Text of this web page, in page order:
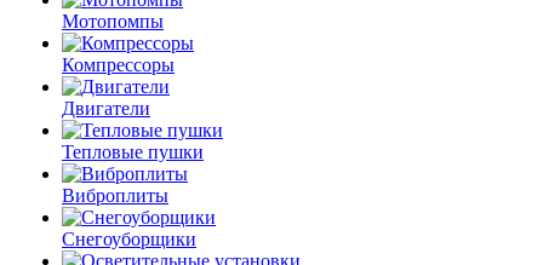
Мотопомпы
Компрессоры
Двигатели
Тепловые пушки
Виброплиты
Снегоуборщики